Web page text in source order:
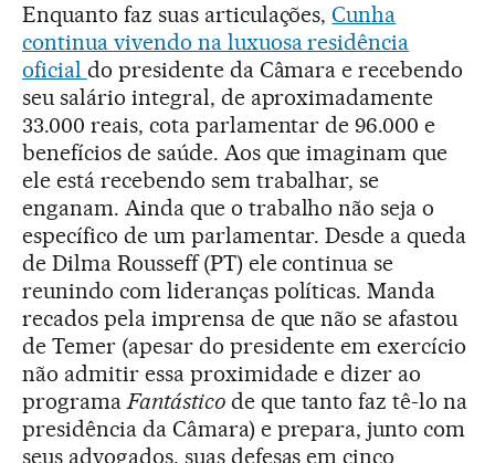
Enquanto faz suas articulações,Cunha
continua vivendo na luxuosa residência
oficial do presidente da Câmara e recebendo
seu salário integral, de aproximadamente
33.000 reais, cota parlamentar de 96.000 e
benefícios de saúde. Aos que imaginam que
ele está recebendo sem trabalhar, se
enganam. Ainda que o trabalho não seja o
específico de um parlamentar. Desde a queda
de Dilma Rousseff (PT) ele continua se
reunindo com lideranças políticas. Manda
recados pela imprensa de que não se afastou
de Temer (apesar do presidente em exercício
não admitir essa proximidade e dizer ao
programaFantásticode que tanto faz tê-lo na
presidência da Câmara) e prepara, junto com
seus advogados, suas defesas em cinco